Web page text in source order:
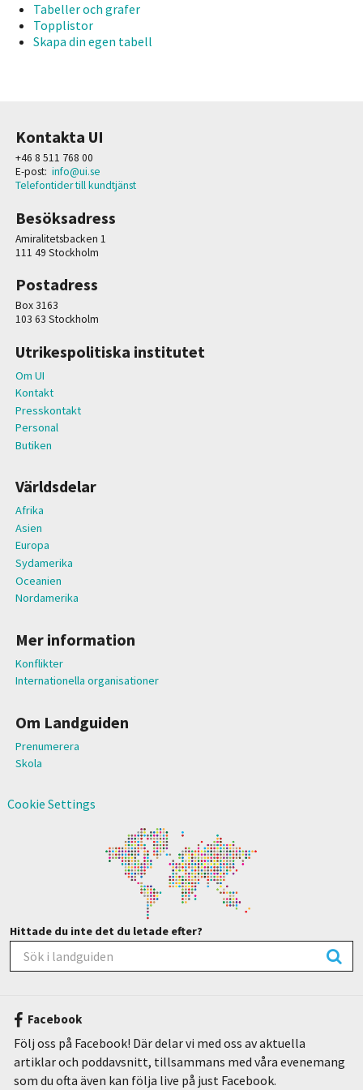
Tabeller och grafer
Topplistor
Skapa din egen tabell
Kontakta UI
+46 8 511 768 00
E-post: info@ui.se
Telefontider till kundtjänst
Besöksadress
Amiralitetsbacken 1
111 49 Stockholm
Postadress
Box 3163
103 63 Stockholm
Utrikespolitiska institutet
Om UI
Kontakt
Presskontakt
Personal
Butiken
Världsdelar
Afrika
Asien
Europa
Sydamerika
Oceanien
Nordamerika
Mer information
Konflikter
Internationella organisationer
Om Landguiden
Prenumerera
Skola
Cookie Settings
Hittade du inte det du letade efter?
Facebook
Följ oss på Facebook! Där delar vi med oss av aktuella
artiklar och poddavsnitt, tillsammans med våra evenemang
som du ofta även kan följa live på just Facebook.